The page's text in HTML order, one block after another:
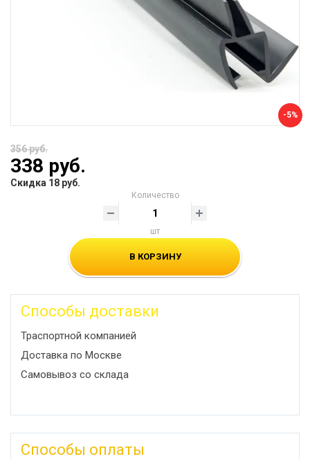
-5%
356 руб.
338 руб.
Скидка 18 руб.
Количество
шт
В КОРЗИНУ
Способы доставки
Траспортной компанией
Доставка по Москве
Самовывоз со склада
Способы оплаты